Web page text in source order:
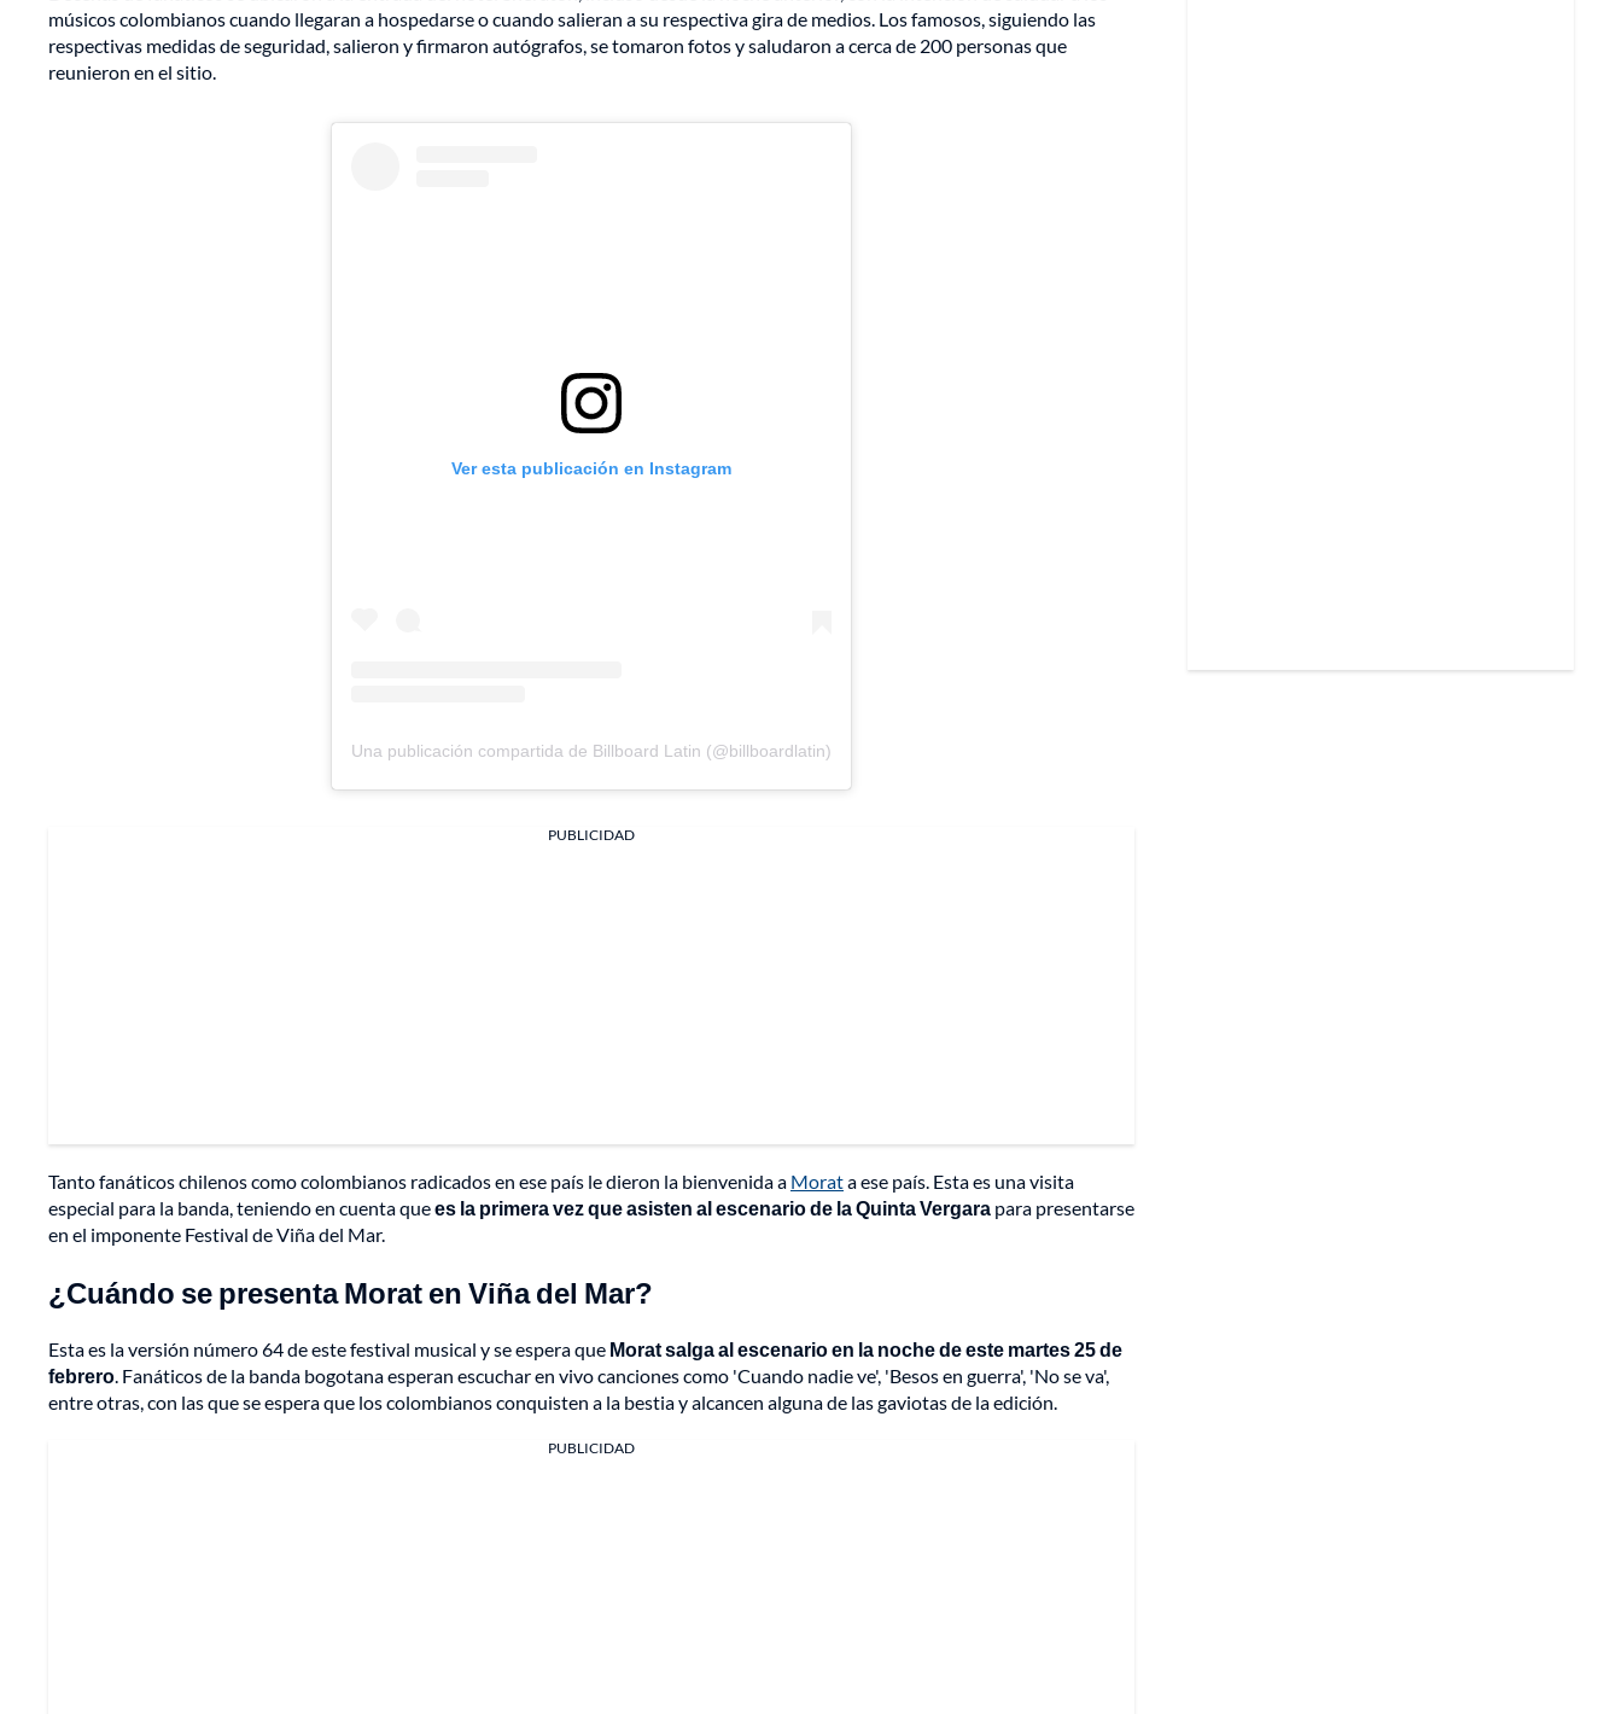
músicos colombianos cuando llegaran a hospedarse o cuando salieran a su respectiva gira de medios. Los famosos, siguiendo las
respectivas medidas de seguridad, salieron y firmaron autógrafos, se tomaron fotos y saludaron a cerca de 200 personas que
reunieron en el sitio.
Ver esta publicación en Instagram
Una publicación compartida de Billboard Latin (@billboardlatin)
PUBLICIDAD
Tanto fanáticos chilenos como colombianos radicados en ese país le dieron la bienvenida a Morata ese país. Esta es una visita
especial para la banda, teniendo en cuenta quees la primera vez que asisten al escenario de la Quinta Vergara para presentarse
en el imponente Festival de Viña del Mar.
¿Cuándo se presenta Morat en Viña del Mar?
Esta es la versión número 64 de este festival musical y se espera que Morat salga al escenario en la noche de este martes 25 de
febrero. Fanáticos de la banda bogotana esperan escuchar en vivo canciones como 'Cuando nadie ve', 'Besos en guerra', 'No se va',
entre otras, con las que se espera que los colombianos conquisten a la bestia y alcancen alguna de las gaviotas de la edición.
PUBLICIDAD